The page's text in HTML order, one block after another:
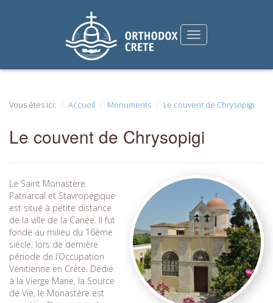
Vous êtes ici: Accueil Monuments Le couvent de Chrysopigi
Le couvent de Chrysopigi
Le Saint Monastère
Patriarcal et Stavropégique
est situé à petite distance
de la ville de la Canée. Il fut
fondé au milieu du 16ème
siècle, lors de dernière
période de l’Occupation
Vénitienne en Crète. Dédié
à la Vierge Marie, la Source
de Vie, le Monastère est